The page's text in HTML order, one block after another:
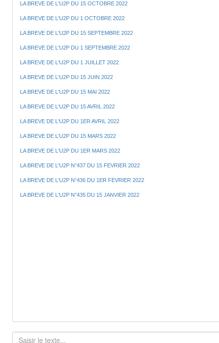
LA BREVE DE L'U2P DU 15 OCTOBRE 2022
LA BREVE DE L'U2P DU 1 OCTOBRE 2022
LA BREVE DE L'U2P DU 15 SEPTEMBRE 2022
LA BREVE DE L'U2P DU 1 SEPTEMBRE 2022
LA BREVE DE L'U2P DU 1 JUILLET 2022
LA BREVE DE L'U2P DU 15 JUIN 2022
LA BREVE DE L'U2P DU 15 MAI 2022
LA BREVE DE L'U2P DU 15 AVRIL 2022
LA BREVE DE L'U2P DU 1ER AVRIL 2022
LA BREVE DE L'U2P DU 15 MARS 2022
LA BREVE DE L'U2P DU 1ER MARS 2022
LA BREVE DE L'U2P N°437 DU 15 FEVRIER 2022
LA BREVE DE L'U2P N°436 DU 1ER FEVRIER 2022
LA BREVE DE L'U2P N°435 DU 15 JANVIER 2022